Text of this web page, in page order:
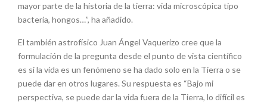
mayor parte de la historia de la tierra: vida microscópica tipo
bacteria, hongos…”, ha añadido.
El también astrofísico Juan Ángel Vaquerizo cree que la
formulación de la pregunta desde el punto de vista científico
es si la vida es un fenómeno se ha dado solo en la Tierra o se
puede dar en otros lugares. Su respuesta es “Bajo mi
perspectiva, se puede dar la vida fuera de la Tierra, lo difícil es